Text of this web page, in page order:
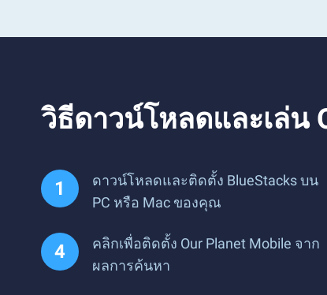
วิธีดาวน์โหลดและเล่น
ดาวน์โหลดและติดตั้ง BlueStacks บน
PC หรือ Mac ของคุณ
คลิกเพื่อติดตั้ง Our Planet Mobile จาก
ผลการค้นหา